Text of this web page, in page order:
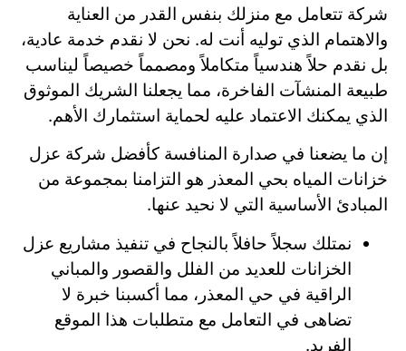
شركة تتعامل مع منزلك بنفس القدر من العناية
والاهتمام الذي توليه أنت له. نحن لا نقدم خدمة عادية،
بل نقدم حلاً هندسياً متكاملاً ومصمماً خصيصاً ليناسب
طبيعة المنشآت الفاخرة، مما يجعلنا الشريك الموثوق
الذي يمكنك الاعتماد عليه لحماية استثمارك الأهم.
إن ما يضعنا في صدارة المنافسة كأفضل شركة عزل
خزانات المياه بحي المعذر هو التزامنا بمجموعة من
المبادئ الأساسية التي لا نحيد عنها.
نمتلك سجلاً حافلاً بالنجاح في تنفيذ مشاريع عزل
الخزانات للعديد من الفلل والقصور والمباني
الراقية في حي المعذر، مما أكسبنا خبرة لا
تضاهى في التعامل مع متطلبات هذا الموقع
الفريد.